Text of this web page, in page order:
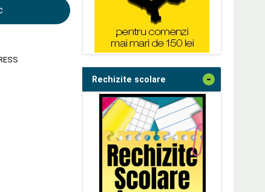
Rechizite scolare -